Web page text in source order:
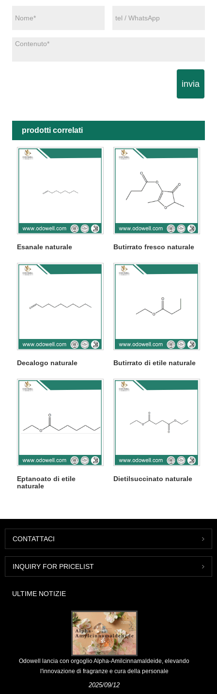
invia
prodotti correlati
Esanale naturale Butirrato fresco naturale
Decalogo naturale Butirrato di etile naturale
Eptanoato di etile
naturale
Dietilsuccinato naturale
CONTATTACI
INQUIRY FOR PRICELIST
ULTIME NOTIZIE
Odowell lancia con orgoglio Alpha-Amilcinnamaldeide, elevando
l'innovazione di fragranze e cura della personale
2025/09/12